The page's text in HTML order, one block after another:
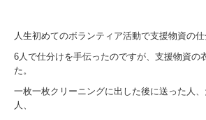
人生初めてのボランティア活動で支援物資の仕
6人で仕分けを手伝ったのですが、支援物資の
た。
一枚一枚クリーニングに出した後に送った人
人、